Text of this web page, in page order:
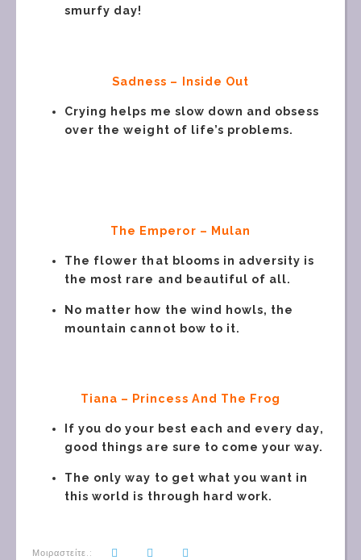
smurfy day!
Sadness – Inside Out
Crying helps me slow down and obsess
over the weight of life’s problems.
The Emperor – Mulan
The flower that blooms in adversity is
the most rare and beautiful of all.
No matter how the wind howls, the
mountain cannot bow to it.
Tiana – Princess And The Frog
If you do your best each and every day,
good things are sure to come your way.
The only way to get what you want in
this world is through hard work.
Μοιραστείτε.: